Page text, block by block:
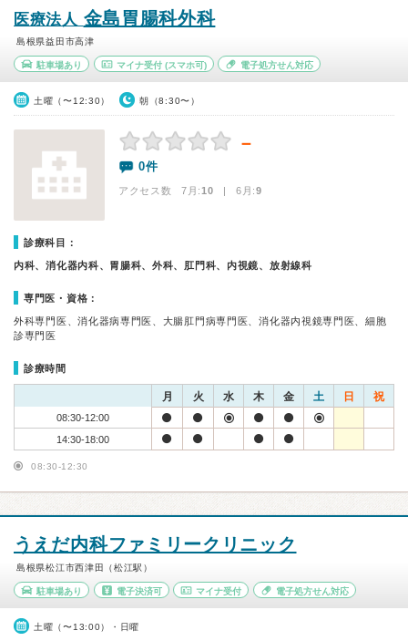
医療法人 金島胃腸科外科
島根県益田市高津
駐車場あり マイナ受付(スマホ可) 電子処方せん対応
土曜（〜12:30） 朝（8:30〜）
－
0件
アクセス数 7月:10 | 6月:9
診療科目：
内科、消化器内科、胃腸科、外科、肛門科、内視鏡、放射線科
専門医・資格：
外科専門医、消化器病専門医、大腸肛門病専門医、消化器内視鏡専門医、細胞
診専門医
診療時間
月 火 水 木 金 土 日 祝
08:30-12:00
14:30-18:00
08:30-12:30
うえだ内科ファミリークリニック
島根県松江市西津田（松江駅）
駐車場あり 電子決済可 マイナ受付 電子処方せん対応
土曜（〜13:00）・日曜